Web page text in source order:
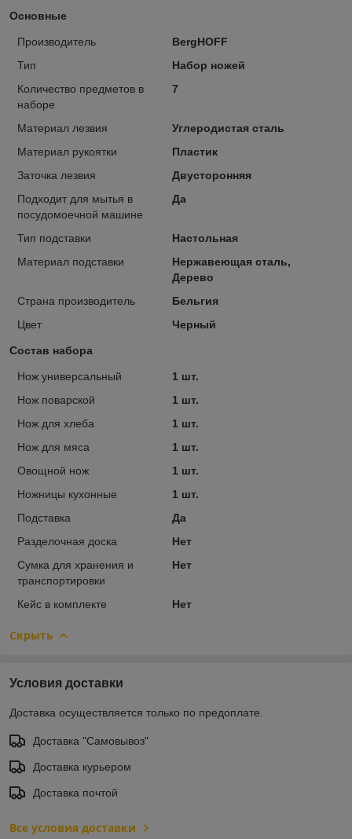
Основные
Производитель
BergHOFF
Тип
Набор ножей
Количество предметов в
наборе
7
Материал лезвия
Углеродистая сталь
Материал рукоятки
Пластик
Заточка лезвия
Двусторонняя
Подходит для мытья в
посудомоечной машине
Да
Тип подставки
Настольная
Материал подставки
Нержавеющая сталь,
Дерево
Страна производитель
Бельгия
Цвет
Черный
Состав набора
Нож универсальный
1 шт.
Нож поварской
1 шт.
Нож для хлеба
1 шт.
Нож для мяса
1 шт.
Овощной нож
1 шт.
Ножницы кухонные
1 шт.
Подставка
Да
Разделочная доска
Нет
Сумка для хранения и
транспортировки
Нет
Кейс в комплекте Нет
Скрыть
Условия доставки
Доставка осуществляется только по предоплате.
Доставка "Самовывоз"
Доставка курьером
Доставка почтой
Все условия доставки